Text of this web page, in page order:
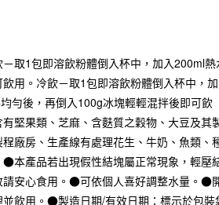
期NT$33 21家銀行
第一商業銀行
彰化商業銀行
台北富邦商業銀行
兆豐國際商業銀行
台中商業銀行
取1包即溶飲粉體倒入杯中，加入200ml熱
用。冷飲－取1包即溶飲粉體倒入杯中，
勻後，再倒入100g冰塊輕輕混拌後即可飲
堅果類、芝麻、含麩質之穀物、大豆及其
廠房、生產線有處理花生、牛奶、魚類、
●本產品若出現假性結塊屬正常現象，輕壓
請安心食用。●可依個人喜好調整水量。●
並飲用。●製造日期/有效日期：標示於包裝